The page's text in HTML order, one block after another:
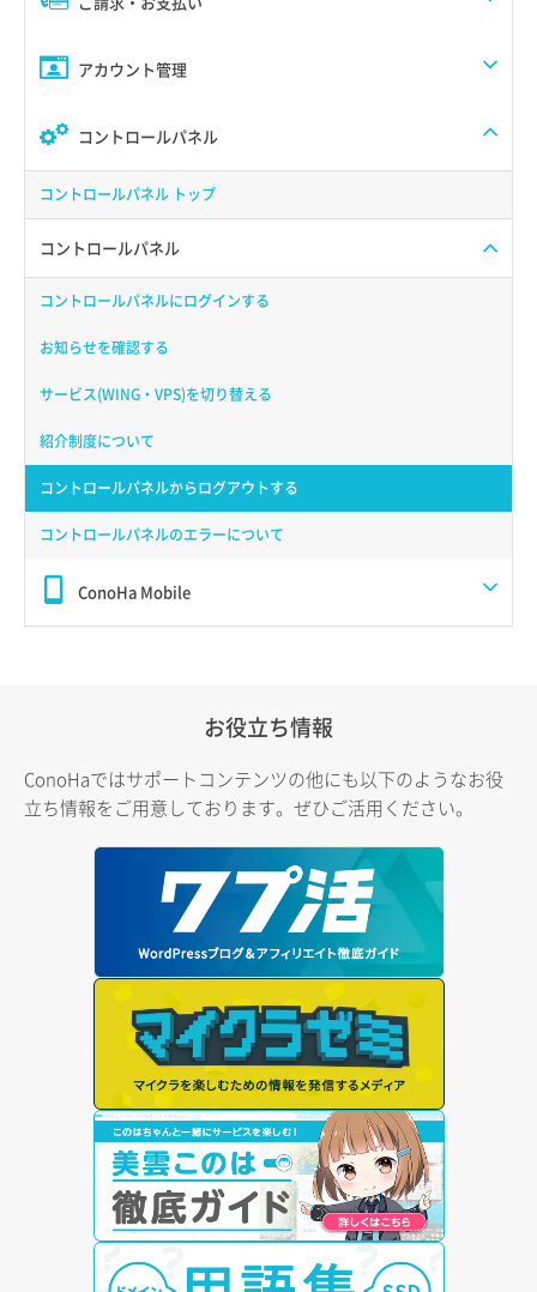
アカウント管理
コントロールパネル
コントロールパネル トップ
コントロールパネル
コントロールパネルにログインする
お知らせを確認する
サービス(WING・VPS)を切り替える
紹介制度について
コントロールパネルからログアウトする
コントロールパネルのエラーについて
ConoHa Mobile
お役立ち情報
ConoHaではサポートコンテンツの他にも以下のようなお役
立ち情報をご用意しております。ぜひご活用ください。